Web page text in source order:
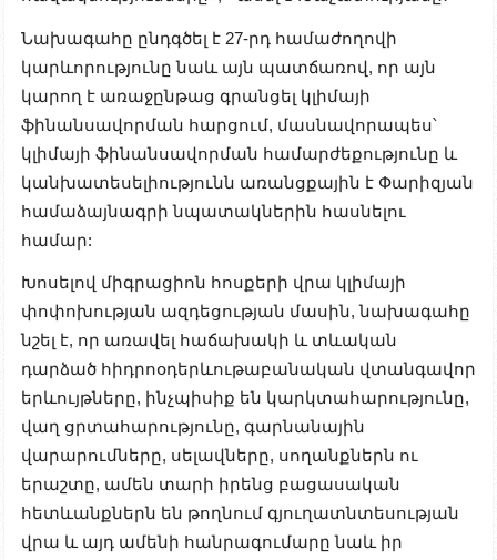
Նախագահը ընդգծել է 27-րդ համաժողովի
կարևորությունը նաև այն պատճառով, որ այն
կարող է առաջընթաց գրանցել կլիմայի
ֆինանսավորման հարցում, մասնավորապես՝
կլիմայի ֆինանսավորման համարժեքությունը և
կանխատեսելիությունն առանցքային է Փարիզյան
համաձայնագրի նպատակներին հասնելու
համար:
Խոսելով միգրացիոն հոսքերի վրա կլիմայի
փոփոխության ազդեցության մասին, նախագահը
նշել է, որ առավել հաճախակի և տևական
դարձած հիդրոօդերևութաբանական վտանգավոր
երևույթները, ինչպիսիք են կարկտահարությունը,
վաղ ցրտահարությունը, գարնանային
վարարումները, սելավները, սողանքներն ու
երաշտը, ամեն տարի իրենց բացասական
հետևանքներն են թողնում գյուղատնտեսության
վրա և այդ ամենի հանրագումարը նաև իր